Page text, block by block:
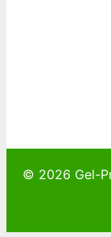
© 2026 Gel-